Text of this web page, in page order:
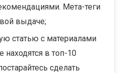
Мета-теги
выдаче;
статью с материалами
находятся в топ-10
сделать